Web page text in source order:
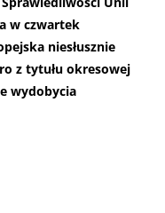
w czwartek
niesłusznie
z tytułu okresowej
wydobycia